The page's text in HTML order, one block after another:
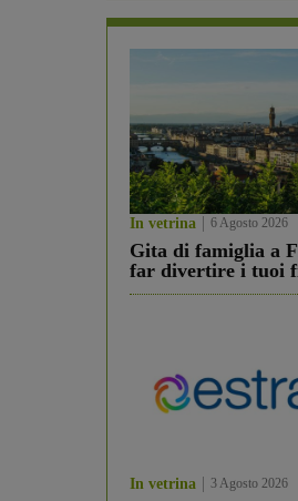
In vetrina 6 Agosto 2026
Gita di famiglia a
far divertire i tuoi
In vetrina 3 Agosto 2026